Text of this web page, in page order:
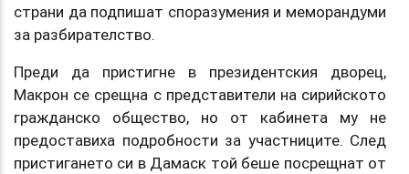
страни да подпишат споразумения и меморандуми
за разбирателство.
Преди да пристигне в президентския дворец,
Макрон се срещна с представители на сирийското
гражданско общество, но от кабинета му не
предоставиха подробности за участниците. След
пристигането си в Дамаск той беше посрещнат от